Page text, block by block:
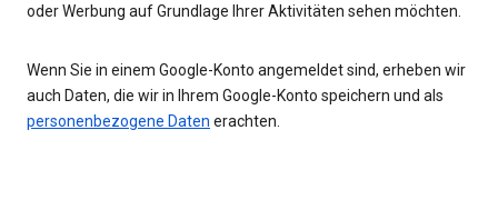
oder Werbung auf Grundlage Ihrer Aktivitäten sehen möchten.
Wenn Sie in einem Google-Konto angemeldet sind, erheben wir
auch Daten, die wir in Ihrem Google-Konto speichern und als
personenbezogene Daten erachten.